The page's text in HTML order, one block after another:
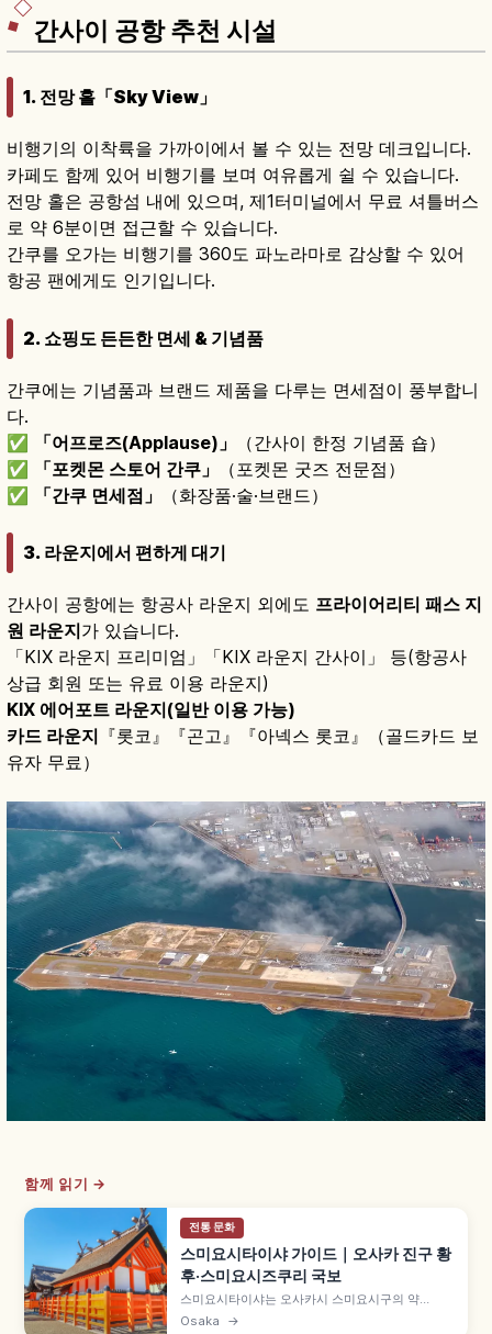
간사이 공항 추천 시설
1. 전망 홀「Sky View」
비행기의 이착륙을 가까이에서 볼 수 있는 전망 데크입니다.
카페도 함께 있어 비행기를 보며 여유롭게 쉴 수 있습니다.
전망 홀은 공항섬 내에 있으며, 제1터미널에서 무료 셔틀버스
로 약 6분이면 접근할 수 있습니다.
간쿠를 오가는 비행기를 360도 파노라마로 감상할 수 있어
항공 팬에게도 인기입니다.
2. 쇼핑도 든든한 면세 & 기념품
간쿠에는 기념품과 브랜드 제품을 다루는 면세점이 풍부합니
다.
✅
「어프로즈(Applause)」
（간사이 한정 기념품 숍）
✅
「포켓몬 스토어 간쿠」
（포켓몬 굿즈 전문점）
✅
「간쿠 면세점」 （화장품·술·브랜드）
3. 라운지에서 편하게 대기
간사이 공항에는 항공사 라운지 외에도 프라이어리티 패스 지
원 라운지가 있습니다.
「KIX 라운지 프리미엄」「KIX 라운지 간사이」 등(항공사
상급 회원 또는 유료 이용 라운지)
KIX 에어포트 라운지(일반 이용 가능)
카드 라운지 『롯코』『곤고』『아넥스 롯코』（골드카드 보
유자 무료）
함께 읽기 →
전통 문화
스미요시타이샤 가이드｜오사카 진구 황
후·스미요시즈쿠리 국보
스미요시타이샤는 오사카시 스미요시구의 약
1,800년 역사 신사로, 일본 약 2,300곳 스미요시
Osaka →